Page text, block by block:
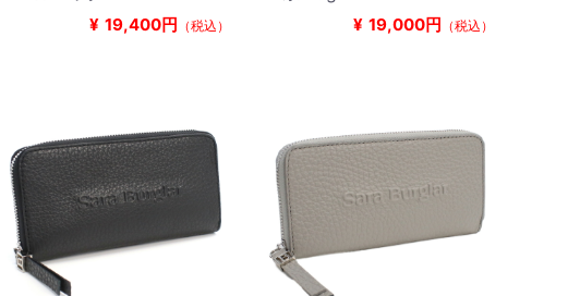
¥ 19,400円 （税込） ¥ 19,000円 （税込）